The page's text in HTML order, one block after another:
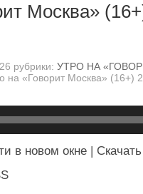
Москва»
рубрики: УТРО НА
на «Говорит Москва» (16+)
в новом окне | Скачать